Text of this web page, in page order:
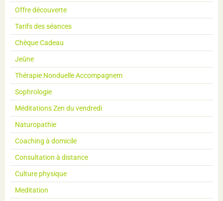
Offre découverte
Tarifs des séances
Chèque Cadeau
Jeûne
Thérapie Nonduelle Accompagnem
Sophrologie
Méditations Zen du vendredi
Naturopathie
Coaching à domicile
Consultation à distance
Culture physique
Meditation